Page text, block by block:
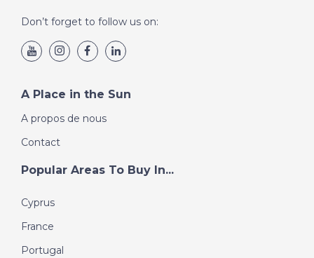
Don’t forget to follow us on:
A Place in the Sun
A propos de nous
Contact
Popular Areas To Buy In...
Cyprus
France
Portugal